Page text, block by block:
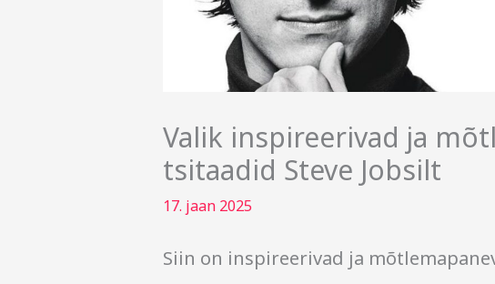
Valik inspireerivad ja
tsitaadid Steve Jobsilt
17. jaan 2025
Siin on inspireerivad ja